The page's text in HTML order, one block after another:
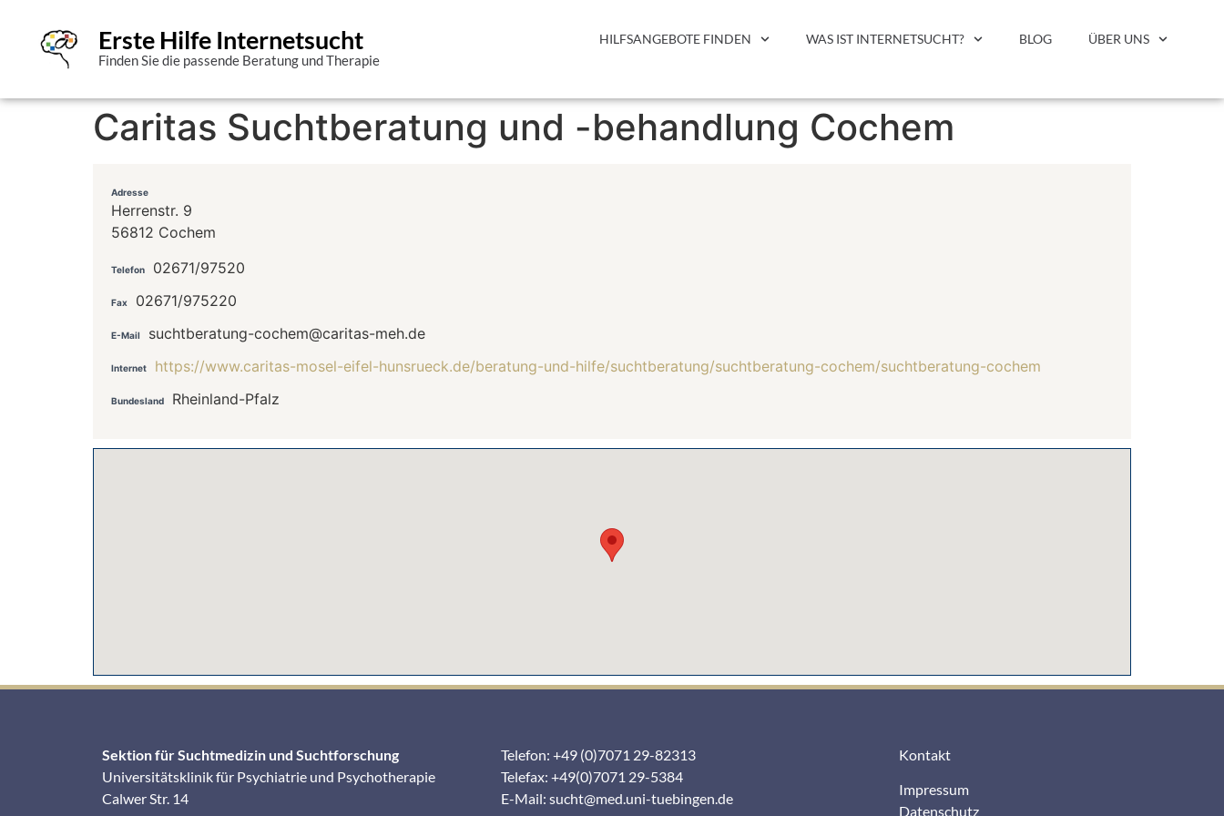
Erste Hilfe Internetsucht
Finden Sie die passende Beratung und Therapie
HILFSANGEBOTE FINDEN WAS IST INTERNETSUCHT? BLOG ÜBER UNS
Caritas Suchtberatung und -behandlung Cochem
Adresse
Herrenstr. 9
56812 Cochem
Telefon 02671/97520
Fax 02671/975220
E-Mail suchtberatung-cochem@caritas-meh.de
Internet https://www.caritas-mosel-eifel-hunsrueck.de/beratung-und-hilfe/suchtberatung/suchtberatung-cochem/suchtberatung-cochem
Bundesland Rheinland-Pfalz
Sektion für Suchtmedizin und Suchtforschung
Universitätsklinik für Psychiatrie und Psychotherapie
Calwer Str. 14
Telefon: +49 (0)7071 29-82313
Telefax: +49(0)7071 29-5384
E-Mail: sucht@med.uni-tuebingen.de
Kontakt
Impressum
Datenschutz